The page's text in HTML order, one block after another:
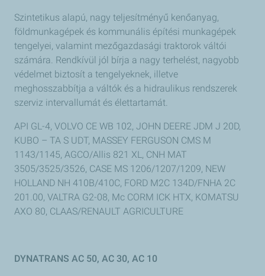
Szintetikus alapú, nagy teljesítményű kenőanyag,
földmunkagépek és kommunális építési munkagépek
tengelyei, valamint mezőgazdasági traktorok váltói
számára. Rendkívül jól bírja a nagy terhelést, nagyobb
védelmet biztosít a tengelyeknek, illetve
meghosszabbítja a váltók és a hidraulikus rendszerek
szerviz intervallumát és élettartamát.
API GL-4, VOLVO CE WB 102, JOHN DEERE JDM J 20D,
KUBO – TA S UDT, MASSEY FERGUSON CMS M
1143/1145, AGCO/Allis 821 XL, CNH MAT
3505/3525/3526, CASE MS 1206/1207/1209, NEW
HOLLAND NH 410B/410C, FORD M2C 134D/FNHA 2C
201.00, VALTRA G2-08, Mc CORM ICK HTX, KOMATSU
AXO 80, CLAAS/RENAULT AGRICULTURE
DYNATRANS AC 50, AC 30, AC 10